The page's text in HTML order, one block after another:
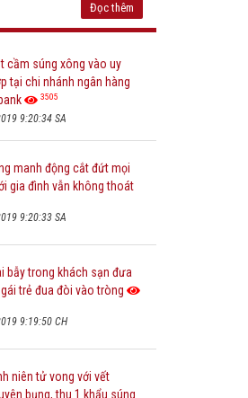
Đọc thêm
cầm súng xông vào uy
tại chi nhánh ngân hàng
3505
9:20:34 SA
manh động cắt đứt mọi
gia đình vẫn không thoát
9:20:33 SA
bẫy trong khách sạn đưa
trẻ đua đòi vào tròng
9:19:50 CH
niên tử vong với vết
bụng, thu 1 khẩu súng